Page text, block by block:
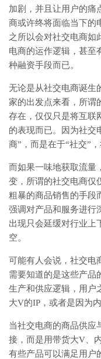
加剧，并且让用户的痛
商或许终将面临当下的
之所以会对社交电商如
电商的运作逻辑，甚至
种融资手段而已。
无论是从社交电商诞生
家的出发点来看，所谓
存在，仅仅只是将互联
的表现而已。因为社交
商”，而是在于“社交”
而如果一味地获取流量
变，所谓的社交电商仅
粗暴的商品销售的手段
强调对产品和服务进行
出现只会延缓对行业上
空。
可能有人会说，社交电
需要知道的是这些产品
生产和供应逻辑，用户
大V的IP，或者是因为
当社交电商的商品供应
接，而是用带货大V、
有些产品可以满足用户